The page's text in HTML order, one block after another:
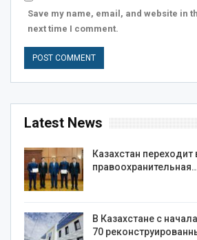
Save my name, email, and website in
next time I comment.
Latest News
Казахстан переходит
правоохранительная…
В Казахстане с
70